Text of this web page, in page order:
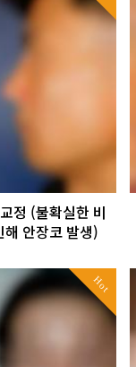
정 (불확실한 비
안장코 발생)
Hot